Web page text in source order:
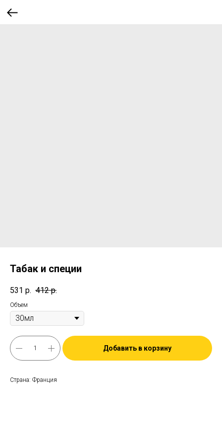
Табак и специи
531 р. 412 р.
Объем
Добавить в корзину
Страна: Франция